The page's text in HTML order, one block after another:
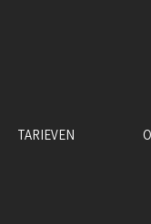
TARIEVEN